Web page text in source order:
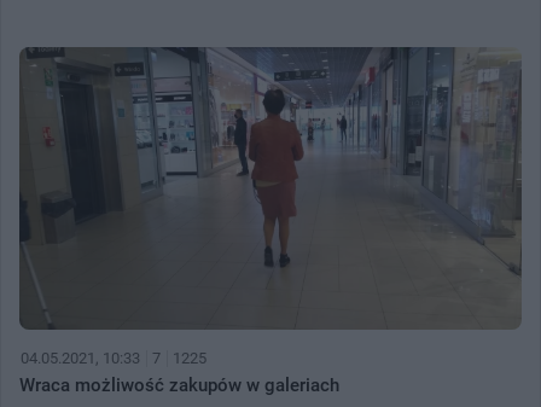
04.05.2021, 10:33 7 1225
Wraca możliwość zakupów w galeriach